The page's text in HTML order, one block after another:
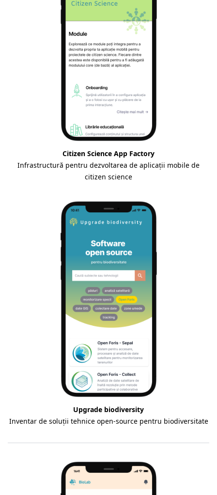
Citizen Science App Factory
Infrastructură pentru dezvoltarea de aplicații mobile de
citizen science
Upgrade biodiversity
Inventar de soluții tehnice open-source pentru biodiversitate